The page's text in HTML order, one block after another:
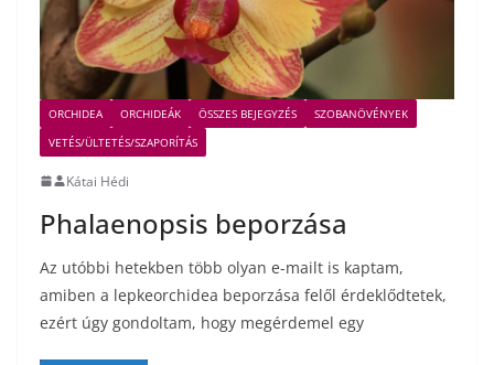
ORCHIDEA ORCHIDEÁK ÖSSZES BEJEGYZÉS
SZOBANÖVÉNYEK
VETÉS/ÜLTETÉS/SZAPORÍTÁS
Kátai Hédi
Phalaenopsis beporzása
Az utóbbi hetekben több olyan e-mailt is kaptam,
amiben a lepkeorchidea beporzása felől érdeklődtetek,
ezért úgy gondoltam, hogy megérdemel egy